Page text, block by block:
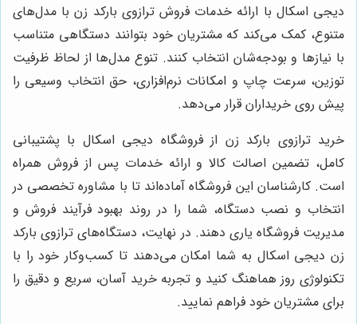
دیجی اسکال با ارائه خدمات فروش ترازوی بارکد زن با مدل‌های
متنوع، کمک می‌کند که مشتریان خود بتوانند دستگاهی متناسب
با نیازها و بودجه‌شان انتخاب کنند. تنوع مدل‌ها از لحاظ ظرفیت
توزین، سرعت چاپ و امکانات نرم‌افزاری، حق انتخاب وسیعی را
پیش روی خریداران قرار می‌دهد.
خرید ترازوی بارکد زن از فروشگاه دیجی اسکال با پشتیبانی
کامل، تضمین اصالت کالا و ارائه خدمات پس از فروش همراه
است. کارشناسان این فروشگاه آماده‌اند تا با مشاوره تخصصی در
انتخاب و نصب دستگاه، شما را در روند بهبود فرآیند فروش و
مدیریت فروشگاه یاری دهند. در نهایت، دستگاه‌های ترازوی بارکد
زن دیجی اسکال به شما امکان می‌دهند تا کسب‌وکار خود را با
تکنولوژی روز هماهنگ کنید و تجربه خرید آسان، سریع و دقیق را
برای مشتریان خود فراهم نمایید.